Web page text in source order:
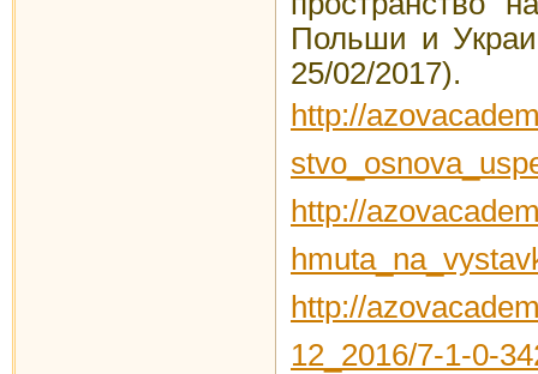
Польши и
25/02/2017).
http://
http://
http://
12_2016/7-1-0-